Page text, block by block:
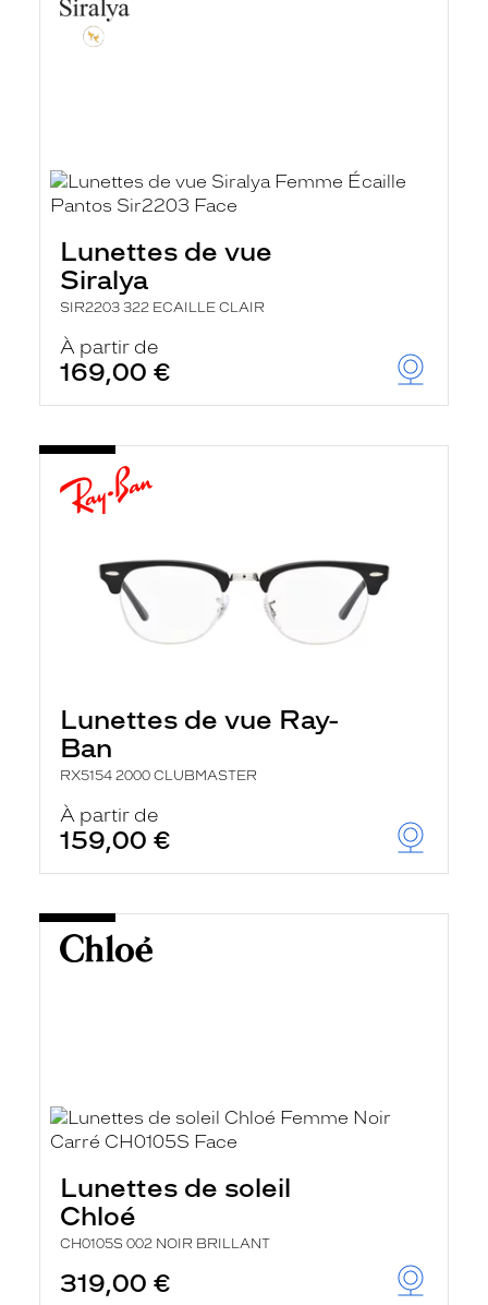
Lunettes de vue
Siralya
SIR2203 322 ECAILLE CLAIR
À partir de
169,00 €
Lunettes de vue Ray-
Ban
RX5154 2000 CLUBMASTER
À partir de
159,00 €
Lunettes de soleil
Chloé
CH0105S 002 NOIR BRILLANT
319,00 €